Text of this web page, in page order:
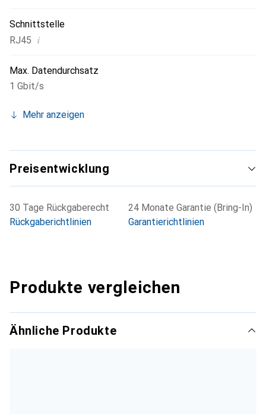
Schnittstelle
RJ45 i
Max. Datendurchsatz
1 Gbit/s
Mehr anzeigen
Preisentwicklung
30 Tage Rückgaberecht
Rückgaberichtlinien
24 Monate Garantie (Bring-In)
Garantierichtlinien
Produkte vergleichen
Ähnliche Produkte